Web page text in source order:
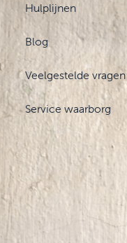
Hulplijnen
Blog
Veelgestelde vragen
Service waarborg